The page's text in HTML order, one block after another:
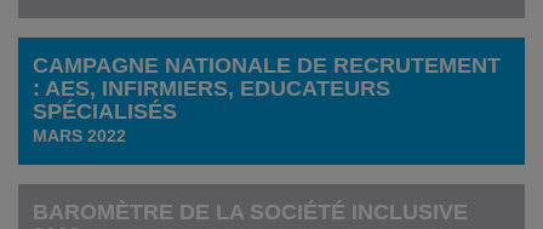
CAMPAGNE NATIONALE DE RECRUTEMENT
: AES, INFIRMIERS, EDUCATEURS
SPÉCIALISÉS
MARS 2022
BAROMÈTRE DE LA SOCIÉTÉ INCLUSIVE